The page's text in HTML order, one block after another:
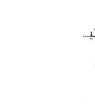
الصفحة الرئيسية